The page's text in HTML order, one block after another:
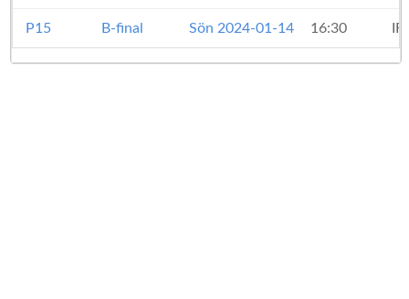
P15 B-final Sön 2024-01-14 16:30